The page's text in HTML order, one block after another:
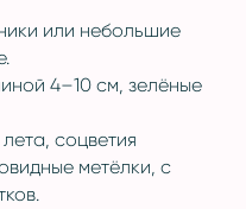
или небольшие
4–10 см, зелёные
соцветия
метёлки, с